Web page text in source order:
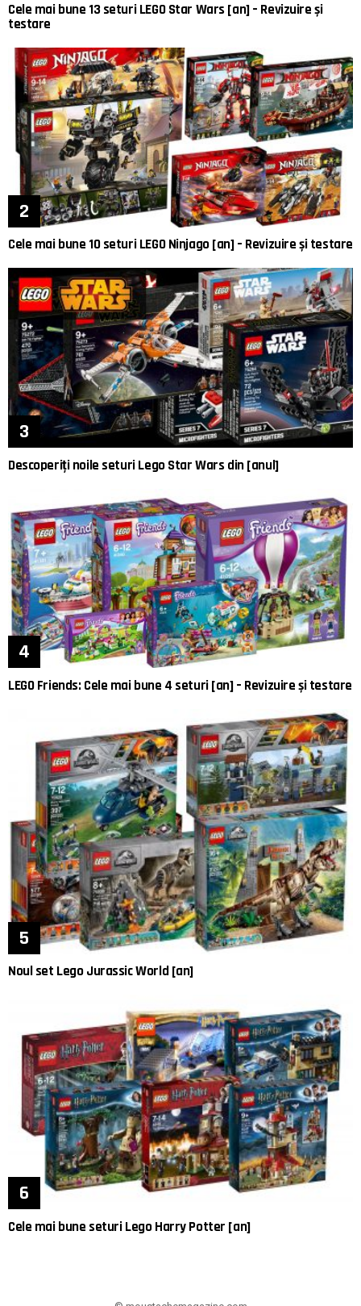
Cele mai bune 13 seturi LEGO Star Wars [an] – Revizuire și
testare
Cele mai bune 10 seturi LEGO Ninjago [an] – Revizuire și testare
Descoperiți noile seturi Lego Star Wars din [anul]
LEGO Friends: Cele mai bune 4 seturi [an] – Revizuire și testare
Noul set Lego Jurassic World [an]
Cele mai bune seturi Lego Harry Potter [an]